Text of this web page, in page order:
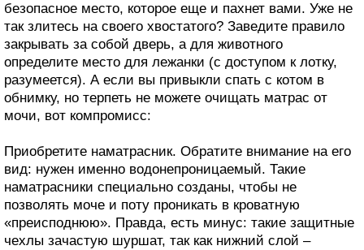
безопасное место, которое еще и пахнет вами. Уже не
так злитесь на своего хвостатого? Заведите правило
закрывать за собой дверь, а для животного
определите место для лежанки (с доступом к лотку,
разумеется). А если вы привыкли спать с котом в
обнимку, но терпеть не можете очищать матрас от
мочи, вот компромисс:
Приобретите наматрасник. Обратите внимание на его
вид: нужен именно водонепроницаемый. Такие
наматрасники специально созданы, чтобы не
позволять моче и поту проникать в кроватную
«преисподнюю». Правда, есть минус: такие защитные
чехлы зачастую шуршат, так как нижний слой –